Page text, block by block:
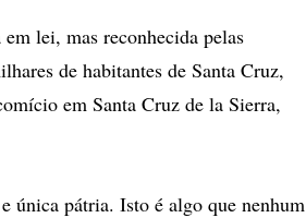
lei, mas reconhecida pelas
de habitantes de Santa Cruz,
em Santa Cruz de la Sierra,
única pátria. Isto é algo que nenhum